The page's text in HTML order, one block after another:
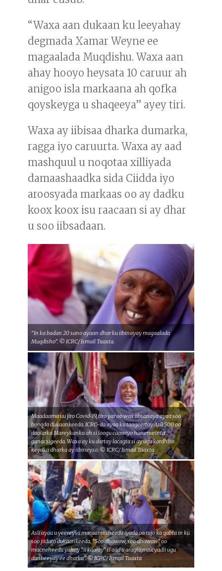
“Waxa aan dukaan ku leeyahay
degmada Xamar Weyne ee
magaalada Muqdishu. Waxa aan
ahay hooyo heysata 10 caruur ah
anigoo isla markaana ah qofka
qoyskeyga u shaqeeya” ayey tiri.
Waxa ay iibisaa dharka dumarka,
ragga iyo caruurta. Waxa ay aad
mashquul u noqotaa xilliyada
damaashaadka sida Ciidda iyo
aroosyada markaas oo ay dadku
koox koox isu raacaan si ay dhar
u soo iibsadaan.
“In ka badan 20 sano ayaan dhar ku iibinayay magaalada
Muqdisho”. © ICRC/ Ismail Taaxta.
Maadaama uu jiro Covid-19, tiro yar oo wax iibsanaya ayaa soo
booqda dukaankeeda. ICRC-da ayaa ku taageertay Asli 500 oo
doolarka Mareykanka ah si loogu caawiyo horumarinta
ganacsigeeda. Waxa ay ku dartay lacagta si ay ugu kordhiso
keydka dharka ay iibineyso. © ICRC/ Ismail Taaxta
Asli ayaa u yeereysa macaamiisheeda iyada oo rajo ka qabta in ku
soo jiidato dukaankeeda. “Soo dhawow, soo dhawow” oo
macneheedu yahay “ii kaalay” si aad u aragto nuucyadii ugu
danbeeyay ee dharka”. © ICRC/ Ismail Taaxta